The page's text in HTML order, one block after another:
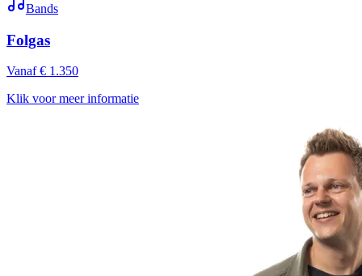
Bands
Folgas
Vanaf € 1.350
Klik voor meer informatie